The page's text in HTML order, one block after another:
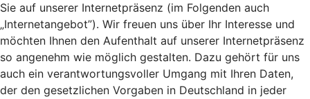
Sie auf unserer Internetpräsenz (im Folgenden auch
„Internetangebot”). Wir freuen uns über Ihr Interesse und
möchten Ihnen den Aufenthalt auf unserer Internetpräsenz
so angenehm wie möglich gestalten. Dazu gehört für uns
auch ein verantwortungsvoller Umgang mit Ihren Daten,
der den gesetzlichen Vorgaben in Deutschland in jeder